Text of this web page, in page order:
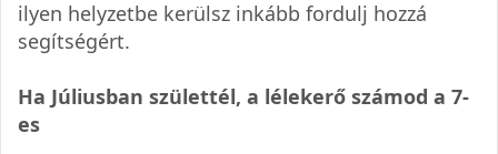
ilyen helyzetbe kerülsz inkább fordulj hozzá
segítségért.
Ha Júliusban születtél, a lélekerő számod a 7-
es